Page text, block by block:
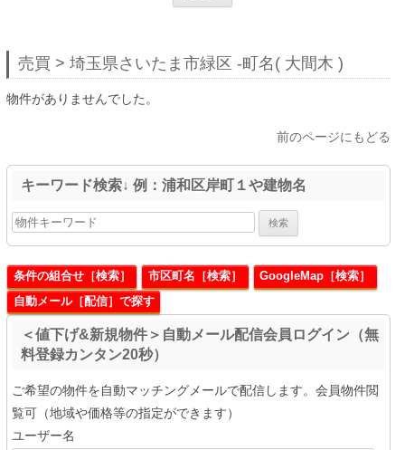
売買 > 埼玉県さいたま市緑区 -町名( 大間木 )
物件がありませんでした。
前のページにもどる
キーワード検索↓ 例：浦和区岸町１や建物名
条件の組合せ［検索］ 市区町名［検索］
GoogleMap［検索］
自動メール［配信］で探す
＜値下げ&新規物件＞自動メール配信会員ログイン（無
料登録カンタン20秒）
ご希望の物件を自動マッチングメールで配信します。会員物件閲
覧可（地域や価格等の指定ができます）
ユーザー名